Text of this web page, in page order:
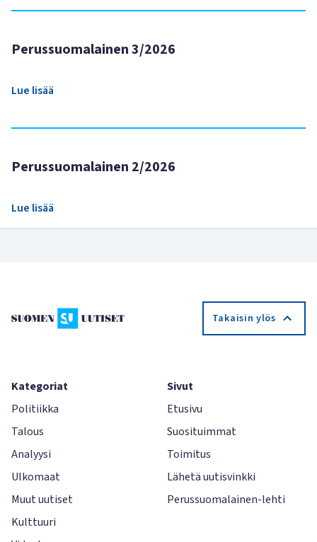
Perussuomalainen 3/2026
Lue lisää
Perussuomalainen 2/2026
Lue lisää
Takaisin ylös
Kategoriat
Politiikka
Talous
Analyysi
Ulkomaat
Muut uutiset
Kulttuuri
Sivut
Etusivu
Suosituimmat
Toimitus
Lähetä uutisvinkki
Perussuomalainen-lehti